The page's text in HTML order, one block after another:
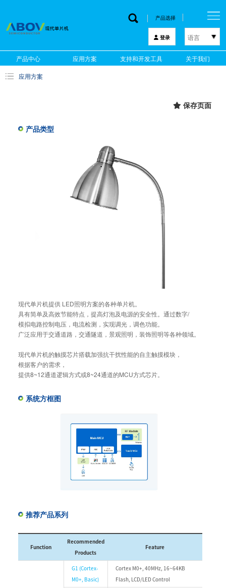
产品选择
登录 语言
한국어
English
产品中心 应用方案 支持和开发工具 关于我们
应用方案
保存页面
产品类型
现代单片机提供 LED照明方案的各种单片机。
具有简单及高效节能特点，提高灯泡及电源的安全性。通过数字/
模拟电路控制电压，电流检测，实现调光，调色功能。
广泛应用于交通道路，交通隧道，景观照明，装饰照明等各种领域。
现代单片机的触摸芯片搭载加强抗干扰性能的自主触摸模块，
根据客户的需求，
提供8~12通道逻辑方式或8~24通道的MCU方式芯片。
系统方框图
推荐产品系列
Function
Recommended
Products
Feature
G1 (Cortex-
M0+, Basic)
Cortex M0+, 40MHz, 16~64KB
Flash, LCD/LED Control